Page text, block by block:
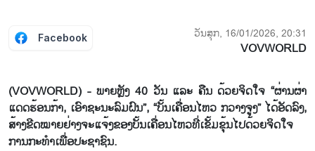
Facebook ວັນສຸກ, 16/01/2026, 20:31
VOVWORLD
(VOVWORLD) - ພາຍຫຼັງ 40 ວັນ ແລະ ຄືນ ດ້ວຍຈິດໃຈ “ຜ່ານຜ່າ
ແດດຮ້ອນກ້າ, ເອົາຊະນະລົມຝົນ”, “ບັ້ນເຄື່ອນໄຫວ ກວາງຈູງ” ໄດ້ອັດລົງ,
ສ້າງຂີດໝາຍຢ່າງຈະແຈ້ງຂອງບັ້ນເຄື່ອນໄຫວທີ່ເຂັ້ມຂຸ້ນໄປດ້ວຍຈິດໃຈ
ການກະທຳເພື່ອປະຊາຊົນ.